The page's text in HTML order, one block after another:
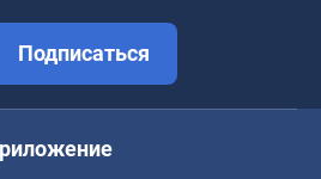
Подписаться